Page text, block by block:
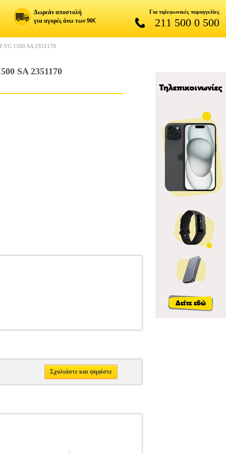
Δωρεάν αποστολή
για αγορές άνω των 90€
Για τηλεφωνικές παραγγελίες
211 500 0 500
1500 SA 2351170
SA 2351170
Σχολιάστε και ψηφίστε